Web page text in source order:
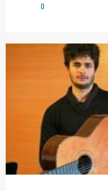
0